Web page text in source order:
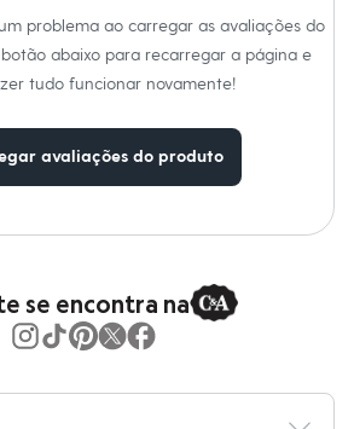
problema ao carregar as avaliações do
abaixo para recarregar a página e
tudo funcionar novamente!
avaliações do produto
se encontra na